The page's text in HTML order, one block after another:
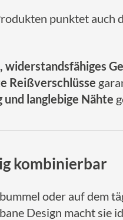
punktet auch
widerstandsfähiges
Reißverschlüsse
langlebige Nähte
kombinierbar
oder auf dem
Design macht sie